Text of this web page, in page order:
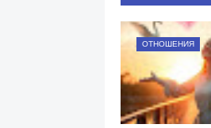
ОТНОШЕНИЯ